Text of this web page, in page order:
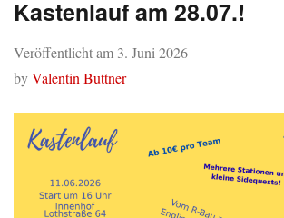
Kastenlauf am 28.07.!
Veröffentlicht am 3. Juni 2026
byValentin Buttner